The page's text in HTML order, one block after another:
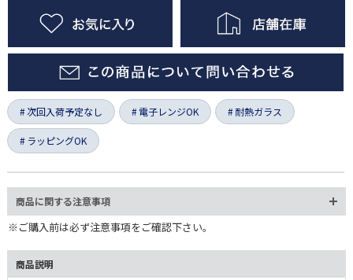
次回入荷予定なし 電子レンジOK 耐熱ガラス
ラッピングOK
商品に関する注意事項
※ご購入前は必ず注意事項をご確認下さい。
商品説明